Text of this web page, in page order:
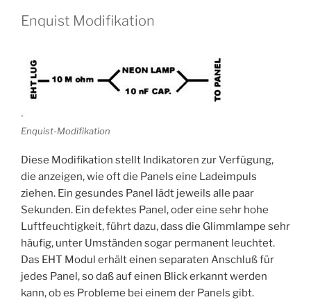
Enquist Modifikation
Enquist-Modifikation
Diese Modifikation stellt Indikatoren zur Verfügung,
die anzeigen, wie oft die Panels eine Ladeimpuls
ziehen. Ein gesundes Panel lädt jeweils alle paar
Sekunden. Ein defektes Panel, oder eine sehr hohe
Luftfeuchtigkeit, führt dazu, dass die Glimmlampe sehr
häufig, unter Umständen sogar permanent leuchtet.
Das EHT Modul erhält einen separaten Anschluß für
jedes Panel, so daß auf einen Blick erkannt werden
kann, ob es Probleme bei einem der Panels gibt.